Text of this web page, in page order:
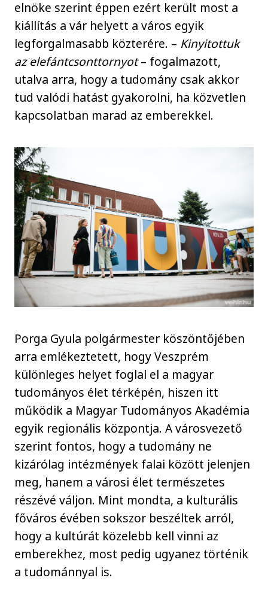
elnöke szerint éppen ezért került most a
kiállítás a vár helyett a város egyik
legforgalmasabb közterére. – Kinyitottuk
az elefántcsonttornyot– fogalmazott,
utalva arra, hogy a tudomány csak akkor
tud valódi hatást gyakorolni, ha közvetlen
kapcsolatban marad az emberekkel.
Porga Gyula polgármester köszöntőjében
arra emlékeztetett, hogy Veszprém
különleges helyet foglal el a magyar
tudományos élet térképén, hiszen itt
működik a Magyar Tudományos Akadémia
egyik regionális központja. A városvezető
szerint fontos, hogy a tudomány ne
kizárólag intézmények falai között jelenjen
meg, hanem a városi élet természetes
részévé váljon. Mint mondta, a kulturális
főváros évében sokszor beszéltek arról,
hogy a kultúrát közelebb kell vinni az
emberekhez, most pedig ugyanez történik
a tudománnyal is.